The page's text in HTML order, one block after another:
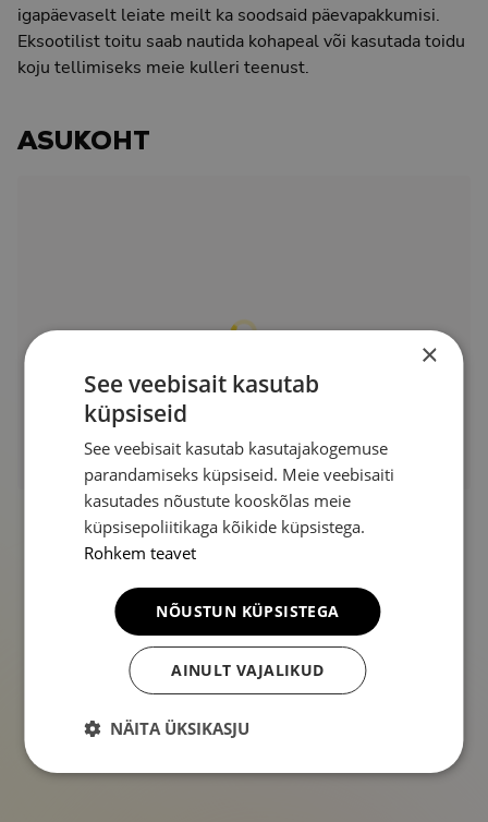
igapäevaselt leiate meilt ka soodsaid päevapakkumisi.
Eksootilist toitu saab nautida kohapeal või kasutada toidu
koju tellimiseks meie kulleri teenust.
ASUKOHT
×
See veebisait kasutab
küpsiseid
See veebisait kasutab kasutajakogemuse
parandamiseks küpsiseid. Meie veebisaiti
kasutades nõustute kooskõlas meie
küpsisepoliitikaga kõikide küpsistega.
Rohkem teavet
NÕUSTUN KÜPSISTEGA
AINULT VAJALIKUD
NÄITA ÜKSIKASJU